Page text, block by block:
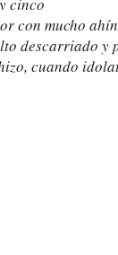
con mucho
descarriado y
cuando